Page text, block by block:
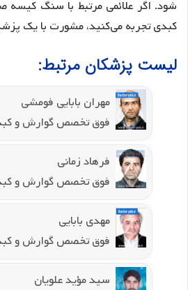
شود. اگر علائمی مرتبط با سنگ کیسه
کبدی تجربه می‌کنید، مشورت با یک
لیست پزشکان مرتبط:
مهران بابایی فومشی
فوق تخصص گوارش و
فرهاد زمانی
فوق تخصص گوارش و
مهدی بابایی
فوق تخصص گوارش و
سید مؤید علویان